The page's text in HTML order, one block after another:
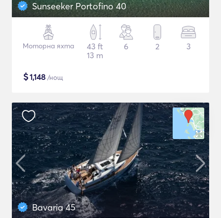
Sunseeker Portofino 40
Моторна яхта
43 ft
13 m
6 2 3
$1,148 /нощ
Bavaria 45